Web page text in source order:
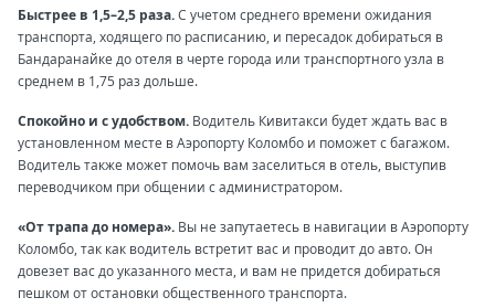
Быстрее в 1,5–2,5 раза.С учетом среднего времени ожидания
транспорта, ходящего по расписанию, и пересадок добираться в
Бандаранайке до отеля в черте города или транспортного узла в
среднем в 1,75 раз дольше.
Спокойно и с удобством. Водитель Кивитакси будет ждать вас в
установленном месте в Аэропорту Коломбо и поможет с багажом.
Водитель также может помочь вам заселиться в отель, выступив
переводчиком при общении с администратором.
«От трапа до номера». Вы не запутаетесь в навигации в Аэропорту
Коломбо, так как водитель встретит вас и проводит до авто. Он
довезет вас до указанного места, и вам не придется добираться
пешком от остановки общественного транспорта.